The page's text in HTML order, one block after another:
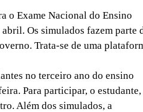
o Exame Nacional do Ensino
Os simulados fazem parte
Trata-se de uma
no terceiro ano do ensino
Para participar, o estudante,
Além dos simulados, a